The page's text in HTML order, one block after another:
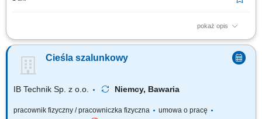
pokaż opis
Opis stanowiska: Przygotowywanie szalunków do kolejnego procesu
produkcyjnego. Umieszczanie zbrojenia oraz elementów montażowych w
formach. Wsparcie procesu betonowania, w tym zagęszczanie mieszanki
betonowej. Wyrównywanie powierzchni betonu oraz kontrola jakości
Cieśla szalunkowy
IB Technik Sp. z o.o. Niemcy, Bawaria
pracownik fizyczny / pracowniczka fizyczna
umowa o pracę